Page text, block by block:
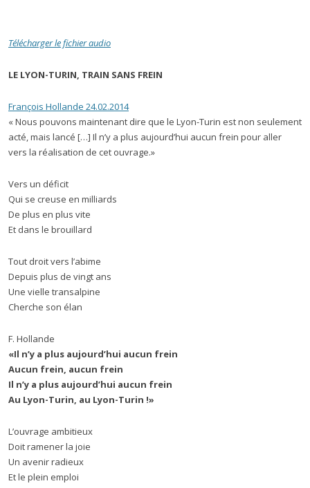
Télécharger le fichier audio
LE LYON-TURIN, TRAIN SANS FREIN
François Hollande 24.02.2014
« Nous pouvons maintenant dire que le Lyon-Turin est non seulement
acté, mais lancé […] Il n’y a plus aujourd’hui aucun frein pour aller
vers la réalisation de cet ouvrage.»
Vers un déficit
Qui se creuse en milliards
De plus en plus vite
Et dans le brouillard
Tout droit vers l’abime
Depuis plus de vingt ans
Une vielle transalpine
Cherche son élan
F. Hollande
«Il n’y a plus aujourd’hui aucun frein
Aucun frein, aucun frein
Il n’y a plus aujourd’hui aucun frein
Au Lyon-Turin, au Lyon-Turin !»
L’ouvrage ambitieux
Doit ramener la joie
Un avenir radieux
Et le plein emploi